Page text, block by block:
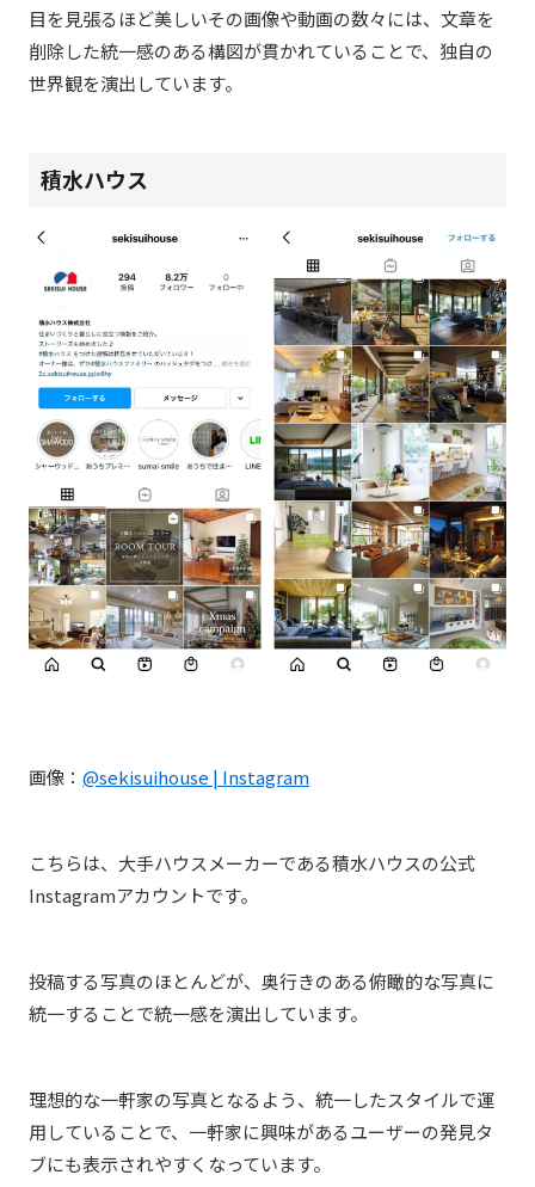
目を見張るほど美しいその画像や動画の数々には、文章を
削除した統一感のある構図が貫かれていることで、独自の
世界観を演出しています。
積水ハウス
画像： @sekisuihouse | Instagram
こちらは、大手ハウスメーカーである積水ハウスの公式
Instagramアカウントです。
投稿する写真のほとんどが、奥行きのある俯瞰的な写真に
統一することで統一感を演出しています。
理想的な一軒家の写真となるよう、統一したスタイルで運
用していることで、一軒家に興味があるユーザーの発見タ
ブにも表示されやすくなっています。